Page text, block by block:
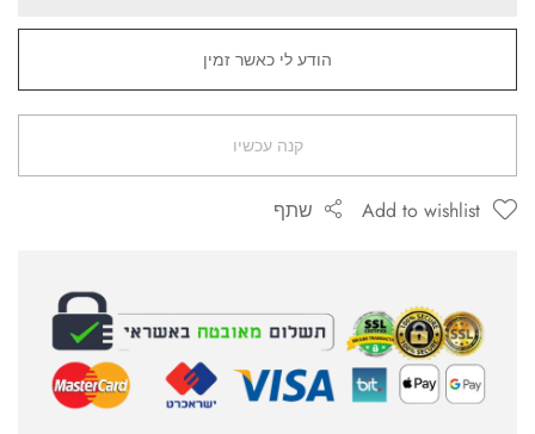
הודע לי כאשר זמין
קנה עכשיו
Add to wishlist שתף